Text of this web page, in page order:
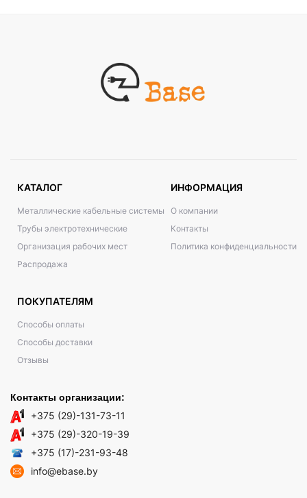
КАТАЛОГ
Металлические кабельные системы
Трубы электротехнические
Организация рабочих мест
Распродажа
ИНФОРМАЦИЯ
О компании
Контакты
Политика конфиденциальности
ПОКУПАТЕЛЯМ
Способы оплаты
Способы доставки
Отзывы
Контакты организации:
+375 (29)-131-73-11
+375 (29)-320-19-39
+375 (17)-231-93-48
info@ebase.by